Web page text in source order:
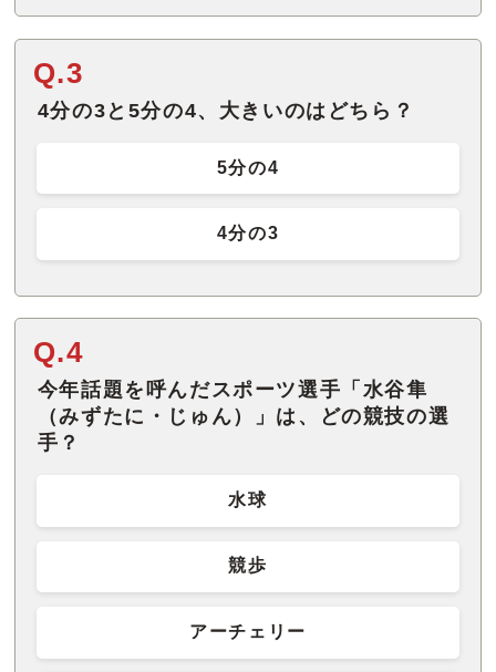
Q.3
4分の3と5分の4、大きいのはどちら？
5分の4
4分の3
Q.4
今年話題を呼んだスポーツ選手「水谷隼
（みずたに・じゅん）」は、どの競技の選
手？
水球
競歩
アーチェリー